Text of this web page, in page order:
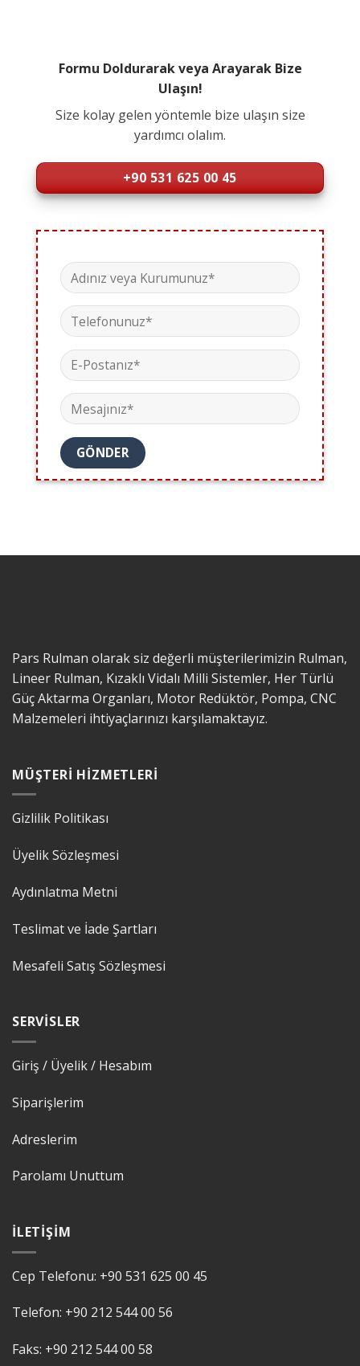
Formu Doldurarak veya Arayarak Bize
Ulaşın!
Size kolay gelen yöntemle bize ulaşın size
yardımcı olalım.
+90 531 625 00 45
Pars Rulman olarak siz değerli müşterilerimizin Rulman,
Lineer Rulman, Kızaklı Vidalı Milli Sistemler, Her Türlü
Güç Aktarma Organları, Motor Redüktör, Pompa, CNC
Malzemeleri ihtiyaçlarınızı karşılamaktayız.
MÜŞTERI HIZMETLERI
Gizlilik Politikası
Üyelik Sözleşmesi
Aydınlatma Metni
Teslimat ve İade Şartları
Mesafeli Satış Sözleşmesi
SERVISLER
Giriş / Üyelik / Hesabım
Siparişlerim
Adreslerim
Parolamı Unuttum
İLETIŞIM
Cep Telefonu: +90 531 625 00 45
Telefon: +90 212 544 00 56
Faks: +90 212 544 00 58